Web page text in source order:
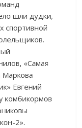
шли дудки,
спортивной
«Самая
Маркова
» Евгений
комбикормов
2».